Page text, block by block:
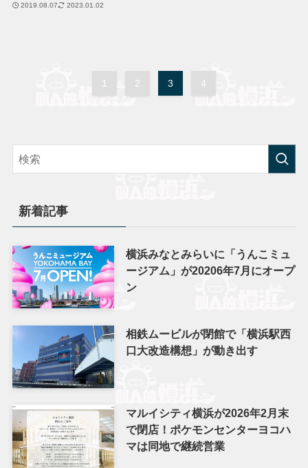
2019.08.07 2023.01.02
1 2 3 4
新着記事
横浜みなとみらいに「うんこミュ
ージアム」が20206年7月にオープ
ン
相鉄ムービルが閉館で「横浜駅西
口大改造構想」が動き出す
マルイシティ横浜が2026年2月末
で閉店！ポケモンセンターヨコハ
マは同地で継続営業